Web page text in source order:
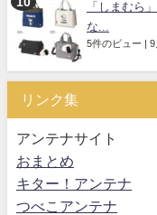
「しまむら
な...
5件のビュー 9
リンク集
アンテナサイト
おまとめ
キター！アンテナ
つべこアンテナ